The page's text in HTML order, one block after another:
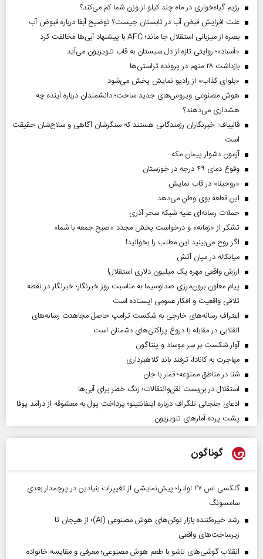
رژیم گیاه‌خواری در ماه چند کیلو از وزن شما کم می‌کند؟
علت افزایش قبض آب در تابستان چیست؟ توضیح آبفا درباره قبوض آب
بصره از میزبانی استقلال جا ماند؛ AFC با پیشنهاد آبی‌ها مخالفت کرد
«آسباد»؛ روایتی تازه از دل سیستان به قاب تلویزیون می‌آید
بازداشت ۲۸ متهم در پرونده تراستی‌ها
«بلواي کذاب» از رادیو نمایش پخش می‌شود
هوش مصنوعی ویروس‌های جدید ساخت؛ دانشمندان درباره آینده چه
هشداری می‌دهند؟
قالیباف: خبرنگاران رزمندگانی هستند که سنگرشان آگاهی و سلاح‌شان حقیقت
است
آزمون دشوار پیمان مکه
وقوع دمای ۴۹ درجه در خوزستان
«روحینا» در قاب نمایش
این قطعه بوی وطن می‌دهد
حملات رسانه‌ای علیه شبکه سحر آذری
تشکر از «زمانه» و درخواست پخش مجدد «صبح جمعه با شما»
اگر روح می‌بینید این مطلب را بخوانید!
میانکاله در میان آتش
ارزش واقعی مهره یک میلیون دلاری استقلال!
پیام معاون برون‌مرزی صداوسیما به مناسبت روز خبرنگار؛ خبرنگار در نقطه
تلاقی واقعیت و افکار عمومی ایستاده است
اعتراف رسانه‌های خارجی به شکست ترامپ حاصل مجاهدت رسانه‌های
انقلابی در مقابله با دروغ پراکنی‌های دشمنان است
آوار شکست بر سر موساد و پنتاگون
مهاجرت به کانادا، ترفند باند کلاهبرداری
شنا در مناطق ممنوعه؛ قمار با جان
استقلال در بن‌بست نقل‌وانتقالات؛ زنگ خطر برای آبی‌ها
ادعای جنجالی تلگراف درباره اینفانتینو؛ پرداخت پول به معشوقه از درآمد یوفا
پشت پرده آمارهای تلویزیون
گوناگون
گلکسی اس ۲۷ اولترا؛ پیش‌نمایشی از تغییرات بنیادین در پرچمدار بعدی
سامسونگ
رشد خیره‌کننده بازار توکن‌های هوش مصنوعی (AI)؛ از هیجان تا
زیرساخت‌های واقعی
انقلاب گوشی‌های تاشو‌ با طعم هوش مصنوعی؛ معرفی و مقایسه خانواده